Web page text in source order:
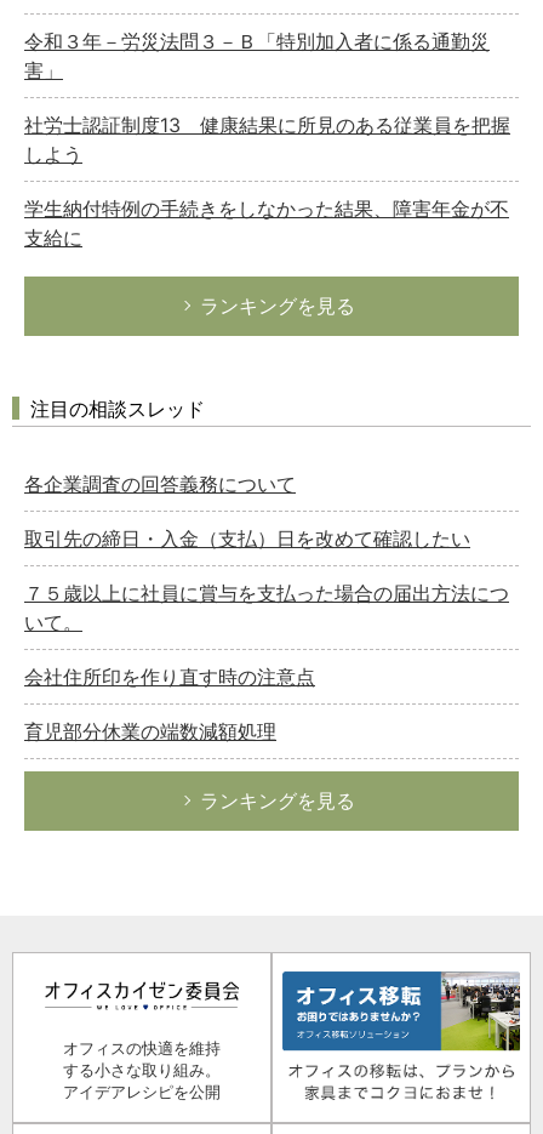
令和３年－労災法問３－Ｂ「特別加入者に係る通勤災
害」
社労士認証制度13 健康結果に所見のある従業員を把握
しよう
学生納付特例の手続きをしなかった結果、障害年金が不
支給に
ランキングを見る
注目の相談スレッド
各企業調査の回答義務について
取引先の締日・入金（支払）日を改めて確認したい
７５歳以上に社員に賞与を支払った場合の届出方法につ
いて。
会社住所印を作り直す時の注意点
育児部分休業の端数減額処理
ランキングを見る
オフィスの快適を維持
する小さな取り組み。
アイデアレシピを公開